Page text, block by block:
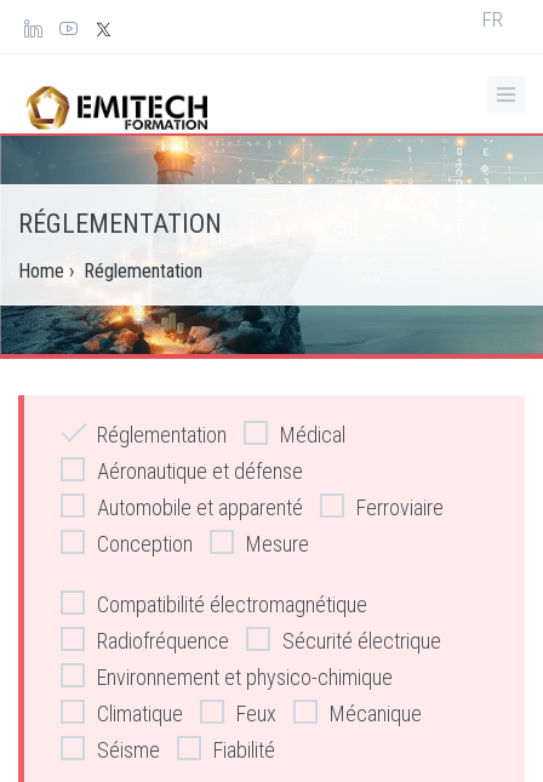
Panneau de gestion des cookies
Select
FR
RÉGLEMENTATION
Home › Réglementation
Réglementation
Médical
Aéronautique et défense
Automobile et apparenté
Ferroviaire
Conception
Mesure
Compatibilité électromagnétique
Radiofréquence
Sécurité électrique
Environnement et physico-chimique
Climatique
Feux
Mécanique
Séisme
Fiabilité